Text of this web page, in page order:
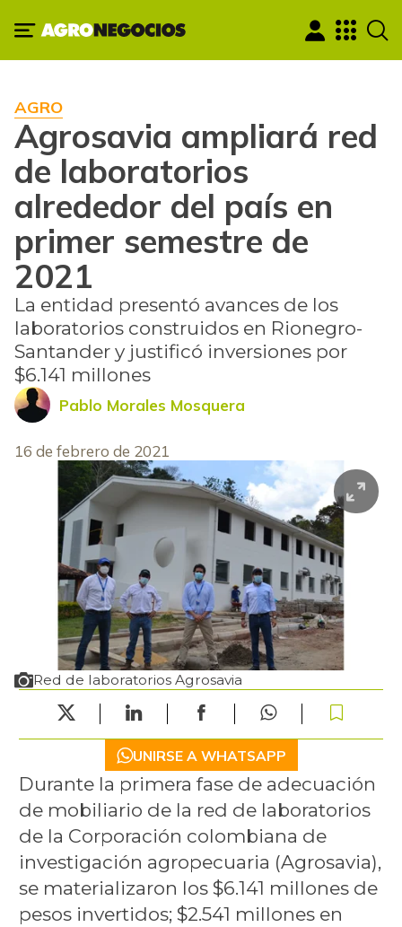
AGRO
Agrosavia ampliará red
de laboratorios
alrededor del país en
primer semestre de
2021
La entidad presentó avances de los
laboratorios construidos en Rionegro-
Santander y justificó inversiones por
$6.141 millones
Pablo Morales Mosquera
16 de febrero de 2021
Red de laboratorios Agrosavia
UNIRSE A WHATSAPP
Durante la primera fase de adecuación
de mobiliario de la red de laboratorios
de la Corporación colombiana de
investigación agropecuaria (Agrosavia),
se materializaron los $6.141 millones de
pesos invertidos; $2.541 millones en